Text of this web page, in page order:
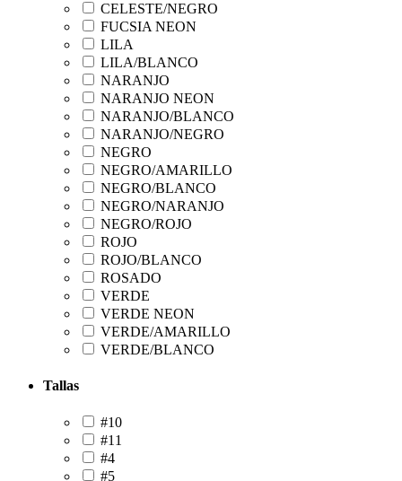
CELESTE/NEGRO
FUCSIA NEON
LILA
LILA/BLANCO
NARANJO
NARANJO NEON
NARANJO/BLANCO
NARANJO/NEGRO
NEGRO
NEGRO/AMARILLO
NEGRO/BLANCO
NEGRO/NARANJO
NEGRO/ROJO
ROJO
ROJO/BLANCO
ROSADO
VERDE
VERDE NEON
VERDE/AMARILLO
VERDE/BLANCO
Tallas
#10
#11
#4
#5